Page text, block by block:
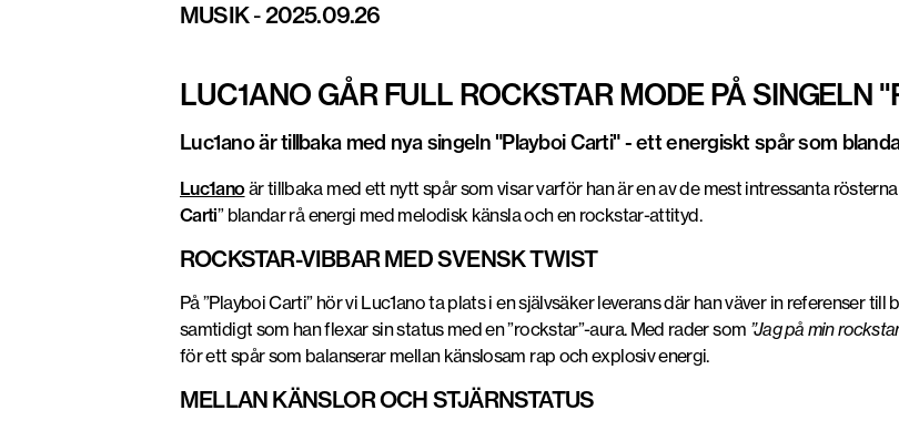
MUSIK-2025.09.26
LUC1ANO GÅR FULL ROCKSTAR MODE PÅ SINGELN
Luc1ano är tillbaka med nya singeln "Playboi Carti" - ett energiskt spår som
Luc1anoär tillbaka med ett nytt spår som visar varför han är en av de mest intressanta rösterna
Carti”blandar rå energi med melodisk känsla och en rockstar-attityd.
ROCKSTAR-VIBBAR MED SVENSK TWIST
På ”Playboi Carti” hör vi Luc1ano ta plats i en självsäker leverans där han väver in referenser till
samtidigt som han flexar sin status med en ”rockstar”-aura. Med rader som ”Jag på min
för ett spår som balanserar mellan känslosam rap och explosiv energi.
MELLAN KÄNSLOR OCH STJÄRNSTATUS